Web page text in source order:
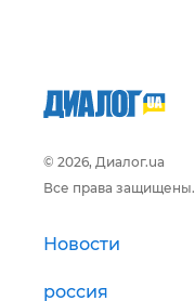
© 2026, Диалог.ua
Все права защищены.
Новости
россия